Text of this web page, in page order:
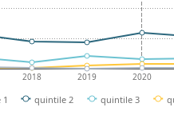
2018 2019 2020
quintile 2 quintile 3